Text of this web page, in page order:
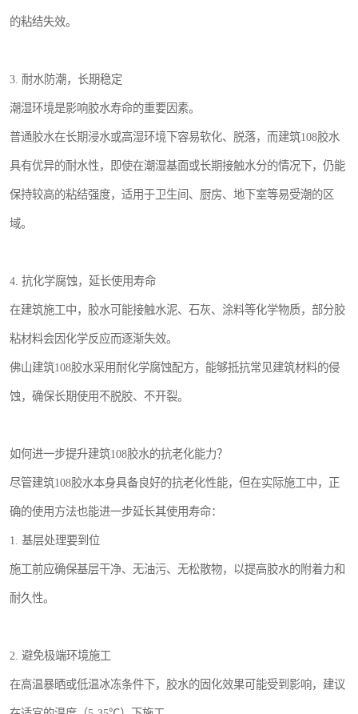
的粘结失效。
3. 耐水防潮，长期稳定
潮湿环境是影响胶水寿命的重要因素。
普通胶水在长期浸水或高湿环境下容易软化、脱落，而建筑108胶水
具有优异的耐水性，即使在潮湿基面或长期接触水分的情况下，仍能
保持较高的粘结强度，适用于卫生间、厨房、地下室等易受潮的区
域。
4. 抗化学腐蚀，延长使用寿命
在建筑施工中，胶水可能接触水泥、石灰、涂料等化学物质，部分胶
粘材料会因化学反应而逐渐失效。
佛山建筑108胶水采用耐化学腐蚀配方，能够抵抗常见建筑材料的侵
蚀，确保长期使用不脱胶、不开裂。
如何进一步提升建筑108胶水的抗老化能力？
尽管建筑108胶水本身具备良好的抗老化性能，但在实际施工中，正
确的使用方法也能进一步延长其使用寿命：
1. 基层处理要到位
施工前应确保基层干净、无油污、无松散物，以提高胶水的附着力和
耐久性。
2. 避免极端环境施工
在高温暴晒或低温冰冻条件下，胶水的固化效果可能受到影响，建议